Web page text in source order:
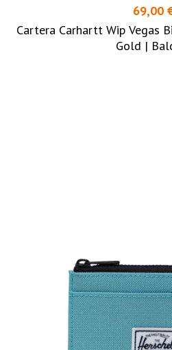
69,00
Cartera Carhartt Wip Vegas
Gold |